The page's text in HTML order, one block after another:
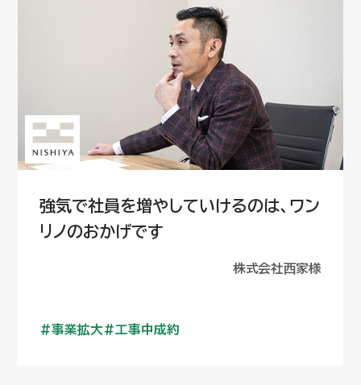
強気で社員を増やしていけるのは、ワン
リノのおかげです
株式会社西家様
事業拡大 工事中成約